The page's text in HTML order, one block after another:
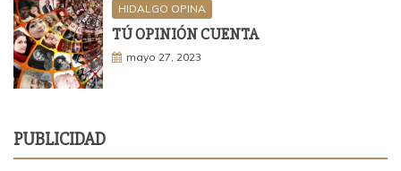
HIDALGO OPINA
TÚ OPINIÓN CUENTA
mayo 27, 2023
PUBLICIDAD